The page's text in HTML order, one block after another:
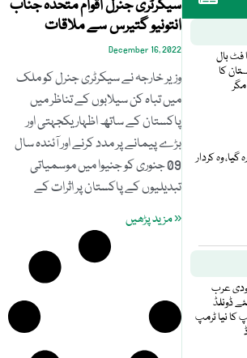
فٹ بال
کا
گیا، وہ کردار
عرب
ڈونلڈ
کا نیا ٹرمپ
سیکرٹری جنرل اقوام متحدہ جناب
انتونیو گتیرس سے ملاقات
December 16, 2022
وزیر خارجہ نے سیکرٹری جنرل کو ملک
میں تباہ کن سیلابوں کے تناظر میں
پاکستان کے ساتھ اظہار یکجہتی اور
بڑے پیمانے پر مدد کرنے اور آئندہ سال
09 جنوری کو جنیوا میں موسمیاتی
تبدیلیوں کے پاکستان پر اثرات کے
« مزید پڑھیں